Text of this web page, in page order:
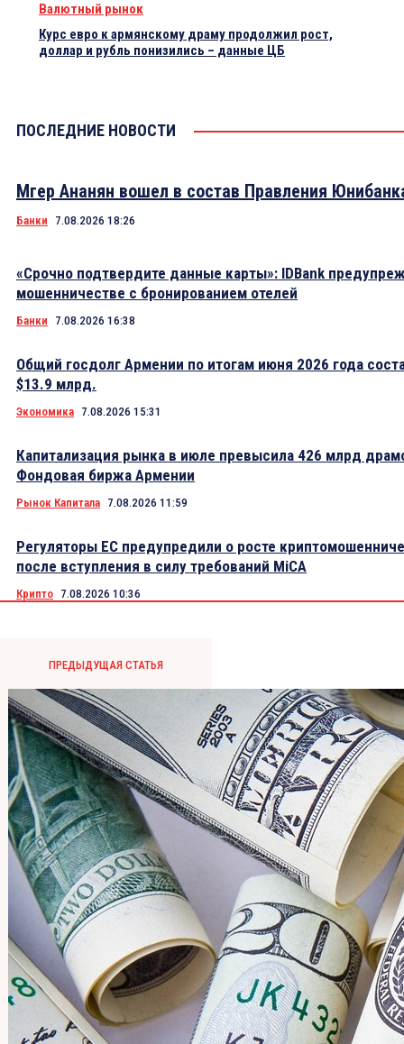
Валютный рынок
Курс евро к армянскому драму продолжил рост,
доллар и рубль понизились – данные ЦБ
ПОСЛЕДНИЕ НОВОСТИ
Мгер Ананян вошел в состав Правления
Банки 7.08.2026 18:26
«Срочно подтвердите данные карты»: IDBank
мошенничестве с бронированием отелей
Банки 7.08.2026 16:38
Общий госдолг Армении по итогам июня 2026 года
$13.9 млрд.
Экономика 7.08.2026 15:31
Капитализация рынка в июле превысила 426 млрд
Фондовая биржа Армении
Рынок Капитала 7.08.2026 11:59
Регуляторы ЕС предупредили о росте
после вступления в силу требований MiCA
Крипто 7.08.2026 10:36
ПРЕДЫДУЩАЯ СТАТЬЯ